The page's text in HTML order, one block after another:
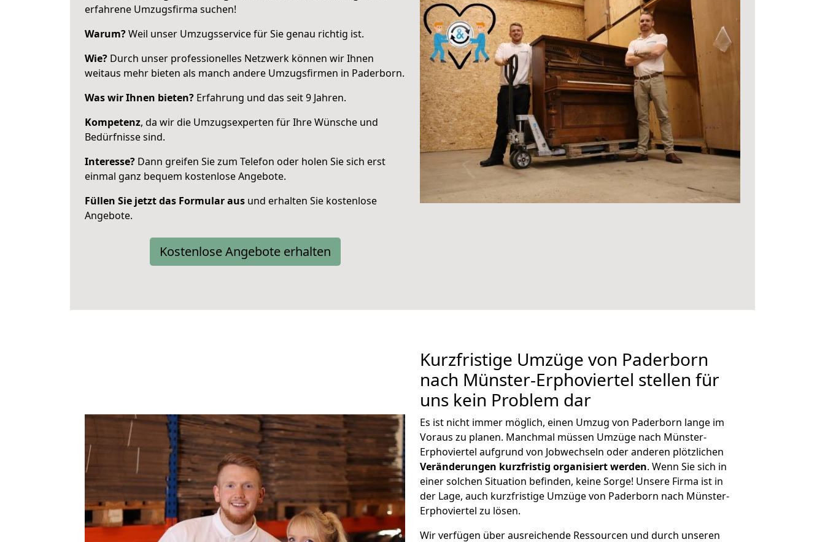
erfahrene Umzugsfirma suchen!
Warum?Weil unser Umzugsservice für Sie genau richtig ist.
Wie? Durch unser professionelles Netzwerk können wir Ihnen
weitaus mehr bieten als manch andere Umzugsfirmen in Paderborn.
Was wir Ihnen bieten? Erfahrung und das seit 9 Jahren.
Kompetenz, da wir die Umzugsexperten für Ihre Wünsche und
Bedürfnisse sind.
Interesse? Dann greifen Sie zum Telefon oder holen Sie sich erst
einmal ganz bequem kostenlose Angebote.
Füllen Sie jetzt das Formular aus und erhalten Sie kostenlose
Angebote.
Kostenlose Angebote erhalten
Kurzfristige Umzüge von Paderborn
nach Münster-Erphoviertel stellen für
uns kein Problem dar
Es ist nicht immer möglich, einen Umzug von Paderborn lange im
Voraus zu planen. Manchmal müssen Umzüge nach Münster-
Erphoviertel aufgrund von Jobwechseln oder anderen plötzlichen
Veränderungen kurzfristig organisiert werden. Wenn Sie sich in
einer solchen Situation befinden, keine Sorge! Unsere Firma ist in
der Lage, auch kurzfristige Umzüge von Paderborn nach Münster-
Erphoviertel zu lösen.
Wir verfügen über ausreichende Ressourcen und durch unseren